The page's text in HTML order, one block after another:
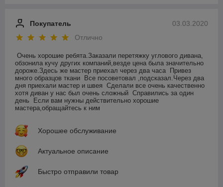
03.03.2020
Покупатель
Отлично
Очень хорошие ребята.Заказали перетяжку углового дивана,
обзонила кучу других компаний,везде цена была значительно
дороже.Здесь же мастер приехал через два часа  Привез
много образцов ткани  Все посоветовал ,подсказал.Через два
дня приехали мастер и швея  Сделали все очень качественно
хотя диван у нас был очень сложный  Справились за один
день  Если вам нужны действительно хорошие
мастера,обращайтесь к ним
Хорошее обслуживание
Актуальное описание
Быстро отправили товар